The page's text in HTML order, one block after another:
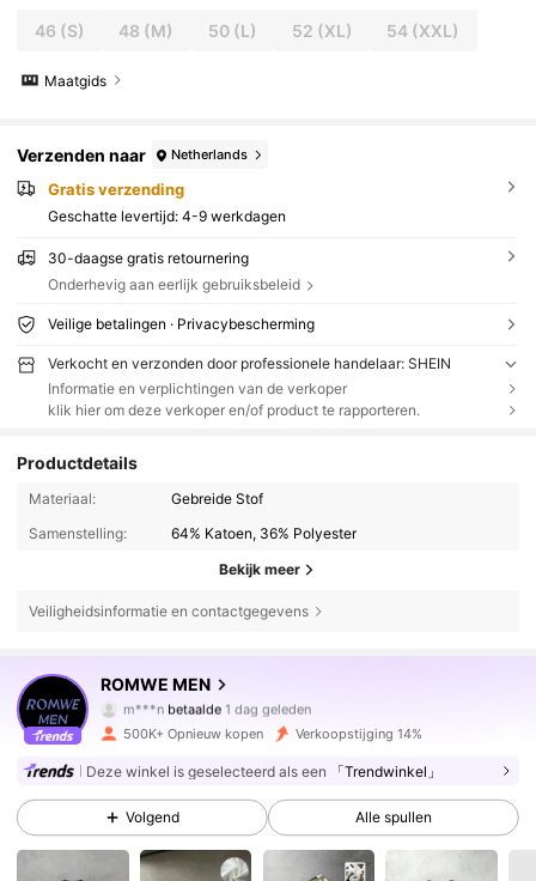
46 (S) 48 (M) 50(L) 52 (XL) 54 (XXL)
Maatgids
Verzenden naar Netherlands
Gratis verzending
Geschatte levertijd: 4-9 werkdagen
30-daagse gratis retournering
Onderhevig aan eerlijk gebruiksbeleid
Veilige betalingen · Privacybescherming
Verkocht en verzonden door professionele handelaar: SHEIN
Informatie en verplichtingen van de verkoper
klik hier om deze verkoper en/of product te rapporteren.
Productdetails
Materiaal:
Gebreide Stof
Samenstelling:
64% Katoen, 36% Polyester
Bekijk meer
Veiligheidsinformatie en contactgegevens
ROMWE MEN
4.81
667K Volgers
m***nbetaalde 1 dag geleden
4.81 667K Volgers
4.81 667K Volgers
500K+ Opnieuw kopen Verkoopstijging 14%
Deze winkel is geselecteerd als een 「Trendwinkel」
Volgend Alle spullen